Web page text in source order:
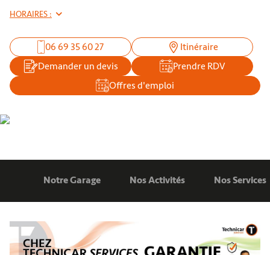
HORAIRES :
06 69 35 60 27
Itinéraire
Demander un devis
Prendre RDV
Offres d'emploi
Notre Garage Nos Activités Nos Services